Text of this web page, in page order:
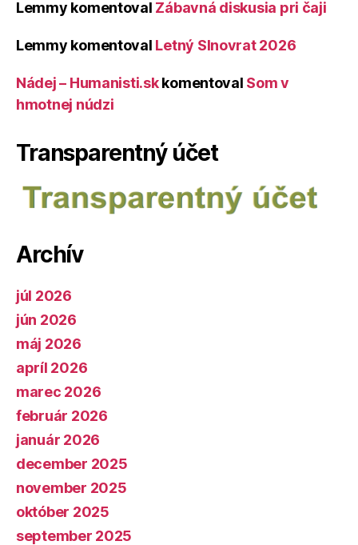
Lemmy komentoval Zábavná diskusia pri čaji
Lemmy komentoval Letný Slnovrat 2026
Nádej – Humanisti.skkomentoval Som v
hmotnej núdzi
Transparentný účet
Archív
júl 2026
jún 2026
máj 2026
apríl 2026
marec 2026
február 2026
január 2026
december 2025
november 2025
október 2025
september 2025